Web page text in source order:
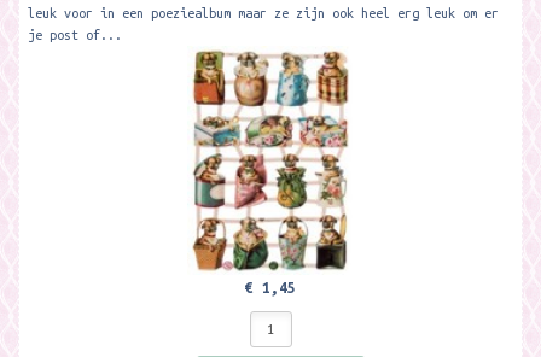
leuk voor in een poeziealbum maar ze zijn ook heel erg leuk om er
je post of...
€ 1,45